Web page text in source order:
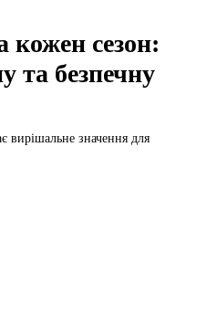
кожен сезон:
та безпечну
вирішальне значення для